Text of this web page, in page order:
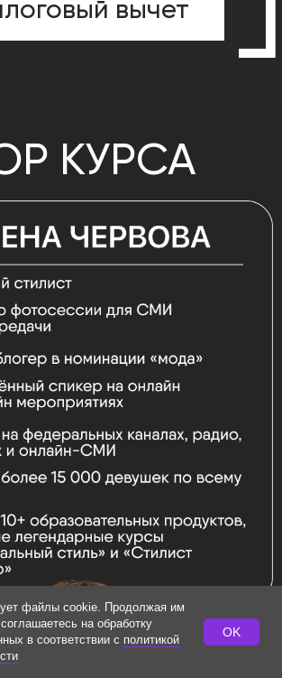
файлы cookie. Продолжая им
на обработку
в соответствии с политикой
OK